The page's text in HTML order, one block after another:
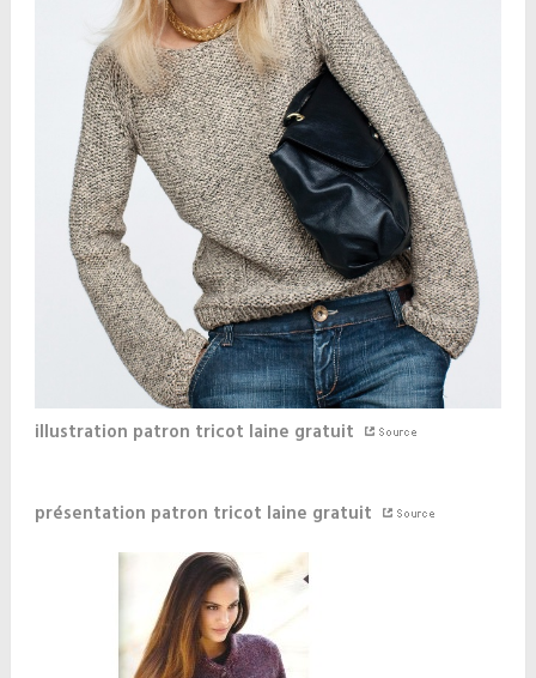
illustration patron tricot laine gratuit
présentation patron tricot laine gratuit